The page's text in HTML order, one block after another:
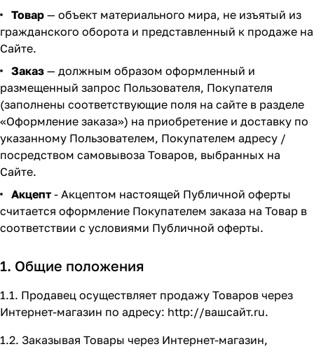
Товар — объект материального мира, не изъятый из
гражданского оборота и представленный к продаже на
Сайте.
Заказ — должным образом оформленный и
размещенный запрос Пользователя, Покупателя
(заполнены соответствующие поля на сайте в разделе
«Оформление заказа») на приобретение и доставку по
указанному Пользователем, Покупателем адресу /
посредством самовывоза Товаров, выбранных на
Сайте.
Акцепт - Акцептом настоящей Публичной оферты
считается оформление Покупателем заказа на Товар в
соответствии с условиями Публичной оферты.
1. Общие положения
1.1. Продавец осуществляет продажу Товаров через
Интернет-магазин по адресу: http://вашсайт.ru.
1.2. Заказывая Товары через Интернет-магазин,